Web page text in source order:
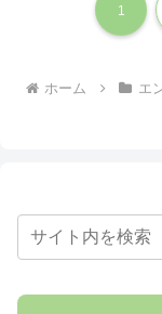
1
ホーム エ